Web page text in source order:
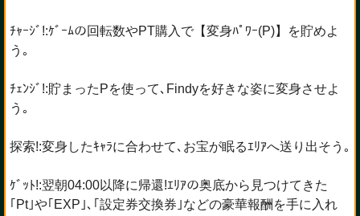
ﾁｬｰｼﾞ!:ｹﾞｰﾑの回転数やPT購入で【変身ﾊﾟﾜｰ(P)】を貯めよ
う｡
ﾁｪﾝｼﾞ!:貯まったPを使って､Findyを好きな姿に変身させよ
う｡
探索!:変身したｷｬﾗに合わせて､お宝が眠るｴﾘｱへ送り出そう｡
ｹﾞｯﾄ!:翌朝04:00以降に帰還!ｴﾘｱの奥底から見つけてきた
｢Pt｣や｢EXP｣､｢設定券交換券｣などの豪華報酬を手に入れ